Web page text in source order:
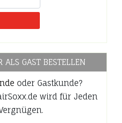
ALS GAST BESTELLEN
oder Gastkunde?
wird für Jeden